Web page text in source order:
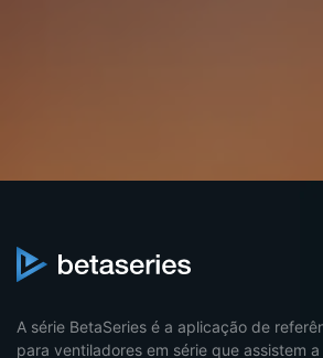
A série BetaSeries é a aplicação de
para ventiladores em série que assistem a